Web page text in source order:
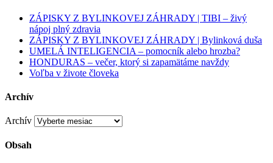
ZÁPISKY Z BYLINKOVEJ ZÁHRADY | TIBI – živý
nápoj plný zdravia
ZÁPISKY Z BYLINKOVEJ ZÁHRADY | Bylinková duša
UMELÁ INTELIGENCIA – pomocník alebo hrozba?
HONDURAS – večer, ktorý si zapamätáme navždy
Voľba v živote človeka
Archív
Archív
Obsah